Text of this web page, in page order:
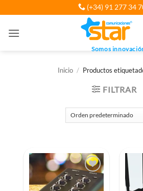
al
(+34) 91 277 34
Somos
Inicio / Productos
FILTRAR